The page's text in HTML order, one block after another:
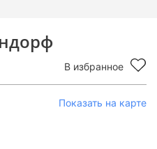
В избранное
Показать на карте